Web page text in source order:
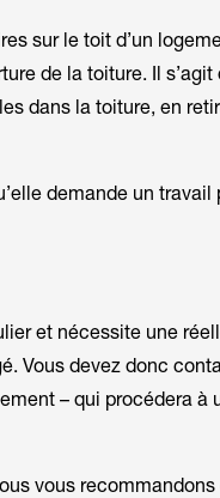
sur le toit d’un
de la toiture. Il s’agit
dans la toiture, en
demande un travail
et nécessite une
Vous devez donc
– qui procédera à
vous recommandons